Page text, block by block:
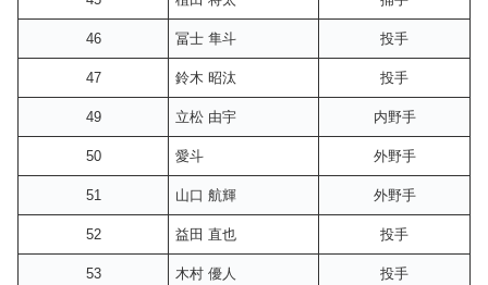
46 冨士 隼斗 投手
47 鈴木 昭汰 投手
49 立松 由宇 内野手
50 愛斗 外野手
51 山口 航輝 外野手
52 益田 直也 投手
53 木村 優人 投手